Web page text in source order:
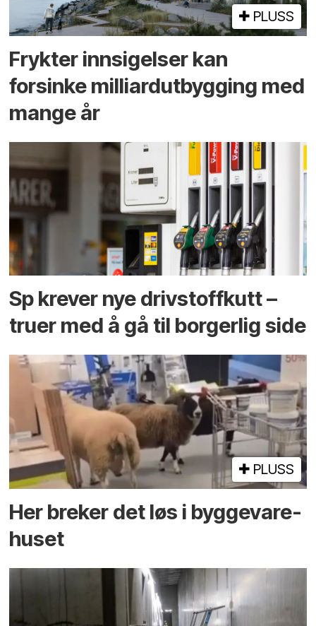
PLUSS
Frykter innsigelser kan
forsinke milliard­utbygging med
mange år
Sp krever nye drivstoffkutt –
truer med å gå til borgerlig side
PLUSS
Her breker det løs i bygge­vare­
huset